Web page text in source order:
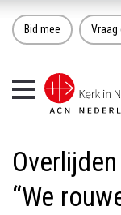
Bid mee Vraag
Toggle
navigation
“We